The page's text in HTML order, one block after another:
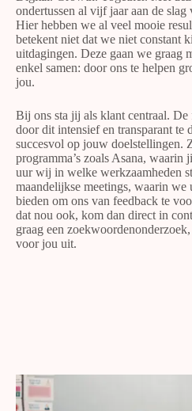
ondertussen al vijf jaar aan de
Hier hebben we al veel mooie
betekent niet dat we niet constant
uitdagingen. Deze gaan we graag
enkel samen: door ons te helpen
jou.
Bij ons sta jij als klant centraal.
door dit intensief en transparant te
succesvol op jouw doelstellingen.
programma’s zoals Asana, waarin
uur wij in welke werkzaamheden
maandelijkse meetings, waarin we
bieden om ons van feedback te
dat nou ook, kom dan direct in
graag een
voor jou uit.